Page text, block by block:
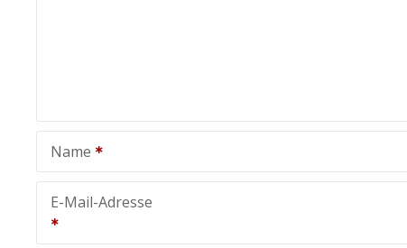
Name
E-Mail-Adresse